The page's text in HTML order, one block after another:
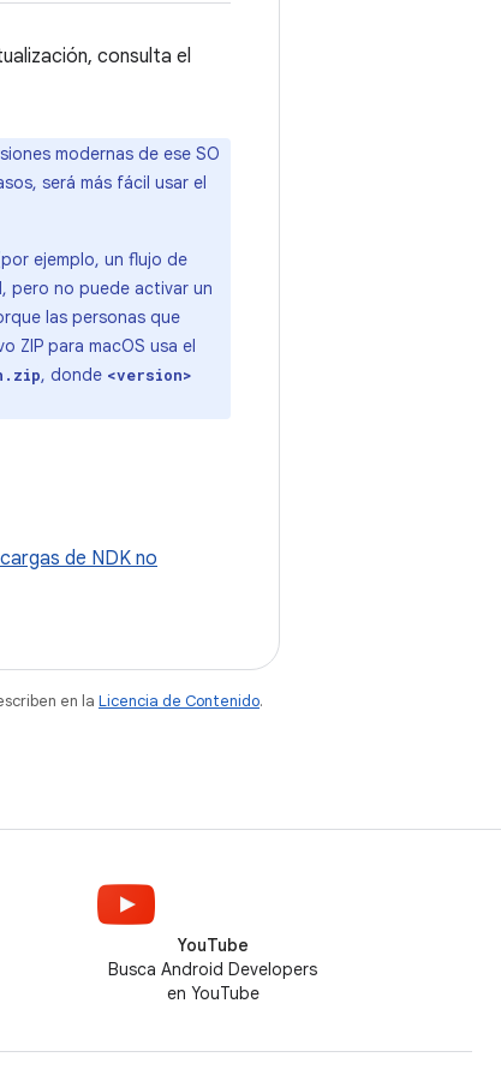
consulta el
modernas de ese SO
será más fácil usar el
ejemplo, un flujo de
pero no puede activar un
las personas que
ZIP para macOS usa el
, donde <version>
de NDK no
en la Licencia de Contenido.
YouTube
Busca Android Developers
en YouTube